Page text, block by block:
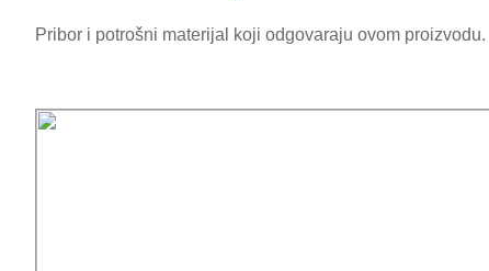
Pribor i potrošni materijal koji odgovaraju ovom proizvodu.